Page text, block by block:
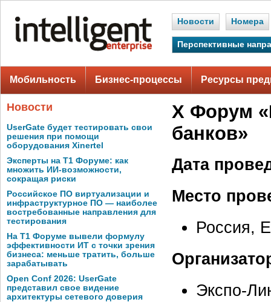
Новости Номера
Перспективные
Мобильность Бизнес-процессы Ресурсы
Новости
UserGate будет тестировать свои
решения при помощи
оборудования Xinertel
Эксперты на Т1 Форуме: как
множить ИИ-возможности,
сокращая риски
Российское ПО виртуализации и
инфраструктурное ПО — наиболее
востребованные направления для
тестирования
На Т1 Форуме вывели формулу
эффективности ИТ с точки зрения
бизнеса: меньше тратить, больше
зарабатывать
Open Conf 2026: UserGate
представил свое видение
архитектуры сетевого доверия
X Форум
банков»
Дата
Место
Россия,
Экспо-